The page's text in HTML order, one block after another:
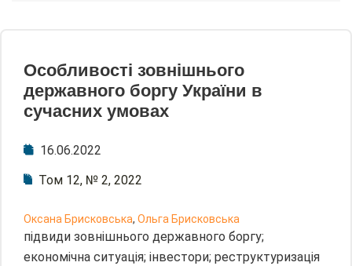
Особливості зовнішнього
державного боргу України в
сучасних умовах
16.06.2022
Том 12, № 2, 2022
Оксана Брисковська, Ольга Брисковська
підвиди зовнішнього державного боргу;
економічна ситуація; інвестори; реструктуризація